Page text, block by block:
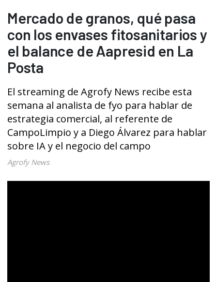
Mercado de granos, qué pasa
con los envases fitosanitarios y
el balance de Aapresid en La
Posta
El streaming de Agrofy News recibe esta
semana al analista de fyo para hablar de
estrategia comercial, al referente de
CampoLimpio y a Diego Álvarez para hablar
sobre IA y el negocio del campo
Agrofy News